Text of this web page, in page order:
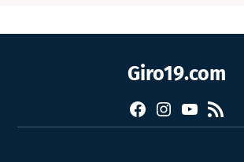
Giro19.com
FacebookInstagram
YouTube
RSS